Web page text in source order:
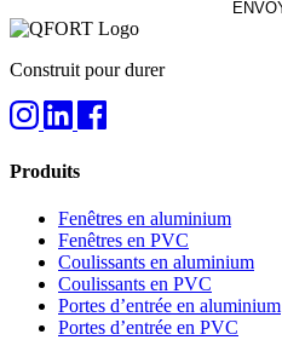
Construit pour durer
Produits
Fenêtres en aluminium
Fenêtres en PVC
Coulissants en aluminium
Coulissants en PVC
Portes d’entrée en aluminium
Portes d’entrée en PVC